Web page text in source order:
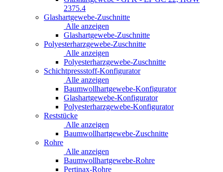
2375.4
Glashartgewebe-Zuschnitte
Alle anzeigen
Glashartgewebe-Zuschnitte
Polyesterharzgewebe-Zuschnitte
Alle anzeigen
Polyesterharzgewebe-Zuschnitte
Schichtpressstoff-Konfigurator
Alle anzeigen
Baumwollhartgewebe-Konfigurator
Glashartgewebe-Konfigurator
Polyesterharzgewebe-Konfigurator
Reststücke
Alle anzeigen
Baumwollhartgewebe-Zuschnitte
Rohre
Alle anzeigen
Baumwollhartgewebe-Rohre
Pertinax-Rohre